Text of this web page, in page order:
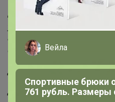
Брюки длинные, широкие,
уровне колена выполнен
боковому шву. Пояс
Свитшот:
Длина по спинке 55 см.
Длина рукава от воротника
Вейла
Спортивные брюки
761 рубль. Размеры